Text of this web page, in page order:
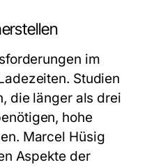
im
Studien
die länger als drei
hohe
Marcel Hüsig
Aspekte der